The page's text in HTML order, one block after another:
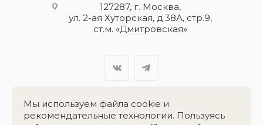
127287, г. Москва,
ул. 2-ая Хуторская, д.38А, стр.9,
ст.м. «Дмитровская»
Мы используем файла cookie и
рекомендательные технологии. Пользуясь